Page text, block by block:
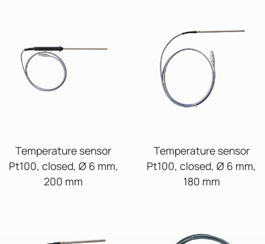
Temperature sensor
Pt100, closed, Ø 6 mm,
200 mm
Temperature sensor
Pt100, closed, Ø 6 mm,
180 mm